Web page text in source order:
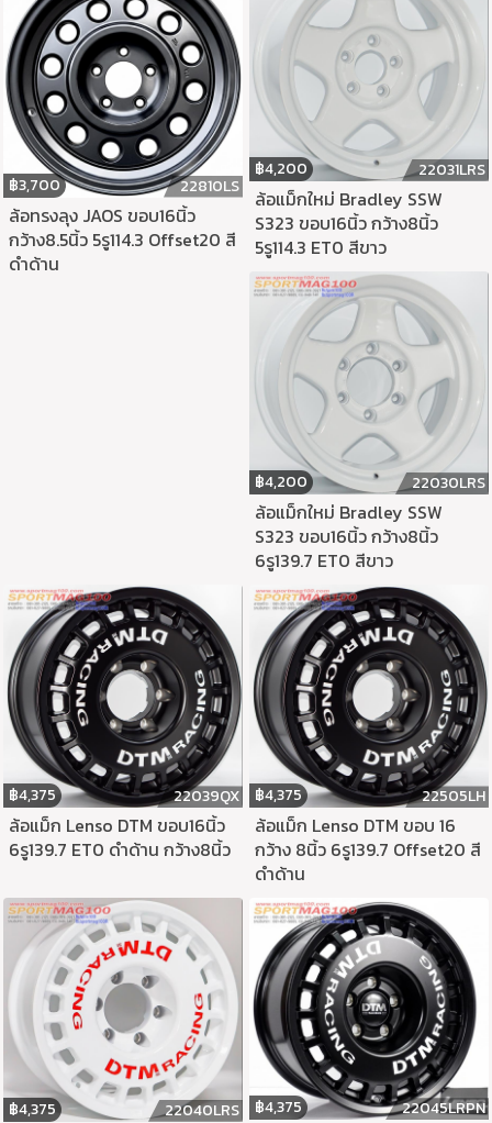
฿3,700 22810LS
ล้อทรงลุง JAOS ขอบ16นิ้ว
กว้าง8.5นิ้ว 5รู114.3 Offset20 สี
ดำด้าน
฿4,200 22031LRS
ล้อแม็กใหม่ Bradley SSW
S323 ขอบ16นิ้ว กว้าง8นิ้ว
5รู114.3 ET0 สีขาว
฿4,200 22030LRS
ล้อแม็กใหม่ Bradley SSW
S323 ขอบ16นิ้ว กว้าง8นิ้ว
6รู139.7 ET0 สีขาว
฿4,375 22039QX
ล้อแม็ก Lenso DTM ขอบ16นิ้ว
6รู139.7 ET0 ดำด้าน กว้าง8นิ้ว
฿4,375 22505LH
ล้อแม็ก Lenso DTM ขอบ 16
กว้าง 8นิ้ว 6รู139.7 Offset20 สี
ดำด้าน
฿4,375 22040LRS ฿4,375 22045LRPN